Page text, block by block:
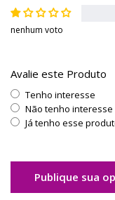
nenhum voto
Avalie este Produto
Tenho interesse
Não tenho interesse
Já tenho esse
Publique sua